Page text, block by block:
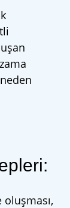
oluşması,